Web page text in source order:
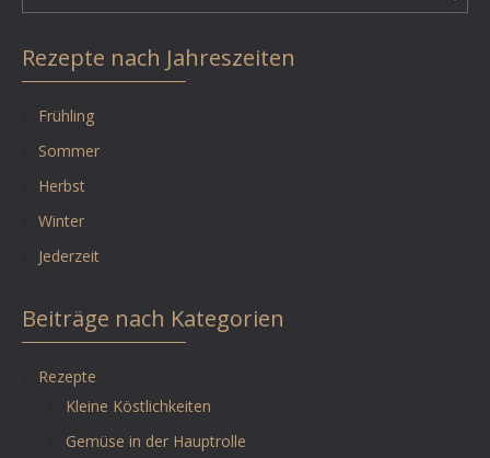
Rezepte nach Jahreszeiten
Frühling
Sommer
Herbst
Winter
Jederzeit
Beiträge nach Kategorien
Rezepte
Kleine Köstlichkeiten
Gemüse in der Hauptrolle